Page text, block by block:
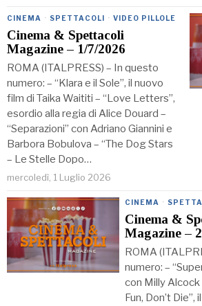
CINEMA · SPETTACOLI · VIDEO PILLOLE
Cinema & Spettacoli
Magazine – 1/7/2026
ROMA (ITALPRESS) – In questo
numero: – “Klara e il Sole”, il nuovo
film di Taika Waititi – “Love Letters”,
esordio alla regia di Alice Douard –
“Separazioni” con Adriano Giannini e
Barbora Bobulova – “The Dog Stars
– Le Stelle Dopo…
mercoledì, 1 Luglio 2026
CINEMA ·
Cinema &
Magazine –
ROMA
numero: –
con Milly Alcock
Fun, Don’t